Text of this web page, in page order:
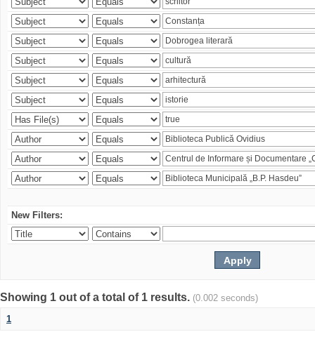
New Filters:
Showing 1 out of a total of 1 results. (0.002 seconds)
1